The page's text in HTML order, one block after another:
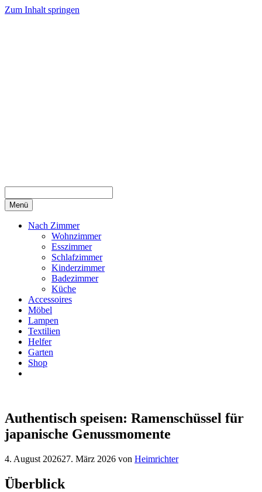
Zum Inhalt springen
Menü
Nach Zimmer
Wohnzimmer
Esszimmer
Schlafzimmer
Kinderzimmer
Badezimmer
Küche
Accessoires
Möbel
Lampen
Textilien
Helfer
Garten
Shop
Authentisch speisen: Ramenschüssel für
japanische Genussmomente
4. August 202627. März 2026 von Heimrichter
Überblick